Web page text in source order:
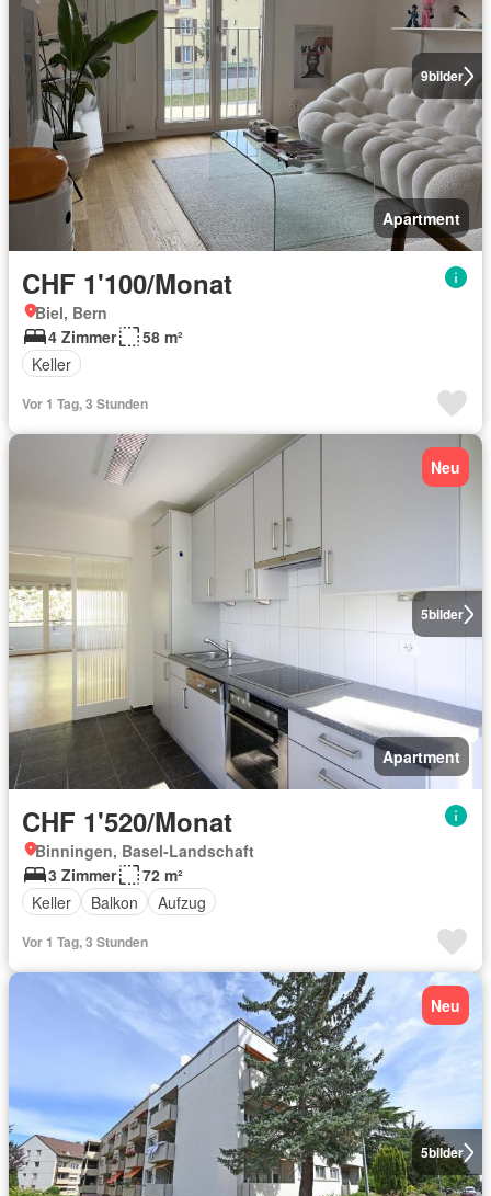
9bilder
Apartment
CHF 1'100/Monat
Biel, Bern
4 Zimmer
58 m²
Keller
Vor 1 Tag, 3 Stunden
5bilder
Neu
Apartment
CHF 1'520/Monat
Binningen, Basel-Landschaft
3 Zimmer
72 m²
Keller
Balkon Aufzug
Vor 1 Tag, 3 Stunden
5bilder
Neu